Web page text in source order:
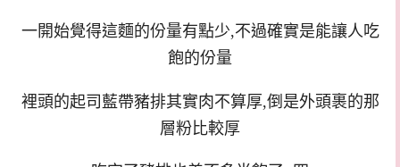
一開始覺得這麵的份量有點少,不過確實是能讓人吃
飽的份量
裡頭的起司藍帶豬排其實肉不算厚,倒是外頭裹的那
層粉比較厚